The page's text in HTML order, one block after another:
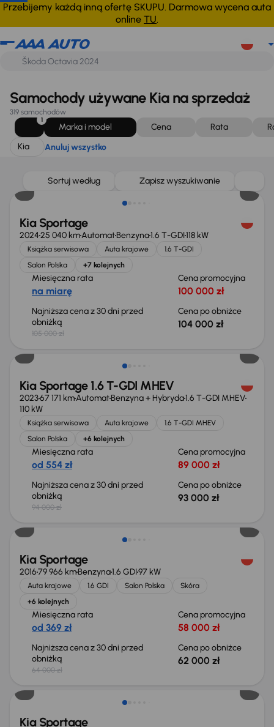
Przebijemy każdą inną ofertę SKUPU. Darmowa wycena auta
online TU.
Kia Anuluj wszystko
Samochody używane Kia na sprzedaż
319 samochodów
1
Marka i model Cena Rata
Kia
Anuluj wszystko
Sortuj według Zapisz wyszukiwanie
Taniej o 1 000 zł
Kia Sportage
202425 040 kmAutomatBenzyna1.6 T-GDI118 kW
Książka serwisowa Auta krajowe
1.6 T-GDI
Salon Polska
+7 kolejnych
Miesięczna rata
na miarę
Cena promocyjna
100 000 zł
Najniższa cena z 30 dni przed
obniżką
105 000 zł
Cena po obniżce
104 000 zł
Taniej o 1 000 zł
Kia Sportage 1.6 T-GDI MHEV
202367 171 kmAutomatBenzyna + Hybryda1.6 T-GDI MHEV
110 kW
Książka serwisowa Auta krajowe
1.6 T-GDI MHEV
Salon Polska
+6 kolejnych
Miesięczna rata
od 554 zł
Cena promocyjna
89 000 zł
Najniższa cena z 30 dni przed
obniżką
94 000 zł
Cena po obniżce
93 000 zł
Taniej o 2 000 zł
Kia Sportage
201679 966 kmBenzyna1.6 GDI97 kW
Auta krajowe 1.6 GDI Salon Polska
Skóra
+6 kolejnych
Miesięczna rata
od 369 zł
Cena promocyjna
58 000 zł
Najniższa cena z 30 dni przed
obniżką
64 000 zł
Cena po obniżce
62 000 zł
Kia Sportage